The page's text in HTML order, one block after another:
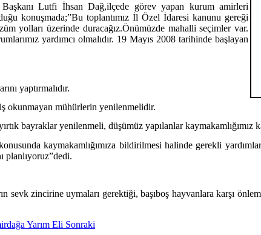
Başkanı Lutfi İhsan Dağ,ilçede görev yapan kurum amirleri
konuşmada;”Bu toplantımız İl Özel İdaresi kanunu gereği
yolları üzerinde duracağız.Önümüzde mahalli seçimler var.
yardımcı olmalıdır. 19 Mayıs 2008 tarihinde başlayan
yaptırmalıdır.
okunmayan mühürlerin yenilenmelidir.
bayraklar yenilenmeli, düşümüz yapılanlar
kaymakamlığımıza bildirilmesi halinde gerekli
planlıyoruz”dedi.
sevk zincirine uymaları gerektiği, başıboş hayvanlara karşı
Yarım Eli Sonraki